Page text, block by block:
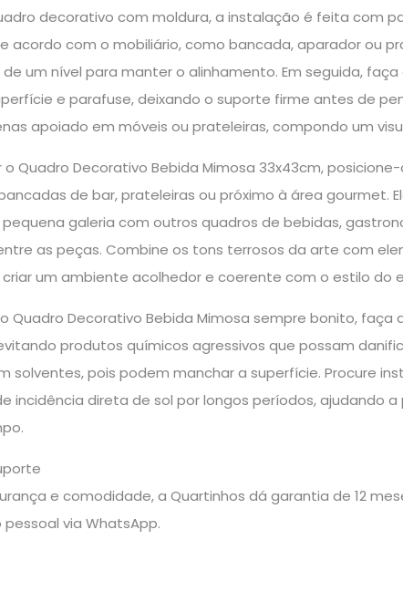
decorativo com moldura, a instalação é feita com
acordo com o mobiliário, como bancada, aparador ou
de um nível para manter o alinhamento. Em seguida,
e parafuse, deixando o suporte firme antes de
apoiado em móveis ou prateleiras, compondo um
o Quadro Decorativo Bebida Mimosa 33x43cm,
de bar, prateleiras ou próximo à área gourmet.
galeria com outros quadros de bebidas,
as peças. Combine os tons terrosos da arte com
um ambiente acolhedor e coerente com o estilo do
Quadro Decorativo Bebida Mimosa sempre bonito,
produtos químicos agressivos que possam
solventes, pois podem manchar a superfície. Procure
incidência direta de sol por longos períodos, ajudando
e comodidade, a Quartinhos dá garantia de 12
via WhatsApp.